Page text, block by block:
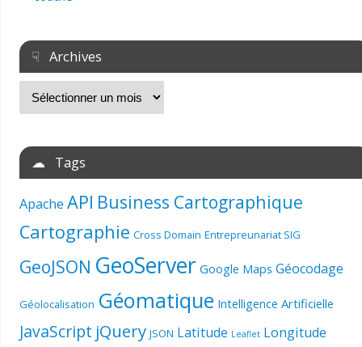
☟ Archives
☁ Tags
Apache API Business Cartographique
Cartographie Cross Domain Entrepreunariat SIG
GeoJSON GeoServer Google Maps Géocodage
Géolocalisation Géomatique Intelligence Artificielle
JavaScript jQuery JSON Latitude Leaflet Longitude